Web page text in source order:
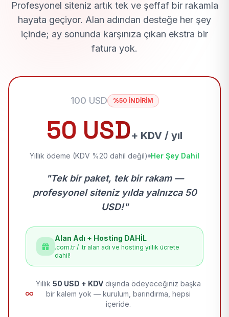
Profesyonel siteniz artık tek ve şeffaf bir rakamla
hayata geçiyor. Alan adından desteğe her şey
içinde; ay sonunda karşınıza çıkan ekstra bir
fatura yok.
100 USD %50 İNDİRİM
50 USD+ KDV / yıl
Yıllık ödeme (KDV %20 dahil değil) Her Şey Dahil
"Tek bir paket, tek bir rakam —
profesyonel siteniz yılda yalnızca 50
USD!"
Alan Adı + Hosting DAHİL
.com.tr / .tr alan adı ve hosting yıllık ücrete
dahil!
Yıllık 50 USD + KDV dışında ödeyeceğiniz başka
bir kalem yok — kurulum, barındırma, hepsi
içeride.